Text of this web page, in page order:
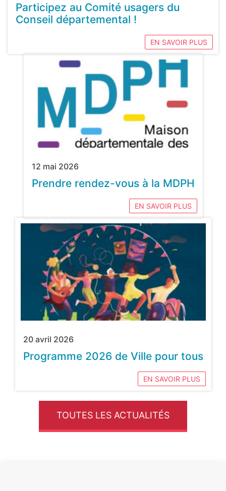
Participez au Comité usagers du
Conseil départemental !
EN SAVOIR PLUS
12 mai 2026
Prendre rendez-vous à la MDPH
EN SAVOIR PLUS
20 avril 2026
Programme 2026 de Ville pour tous
EN SAVOIR PLUS
TOUTES LES ACTUALITÉS